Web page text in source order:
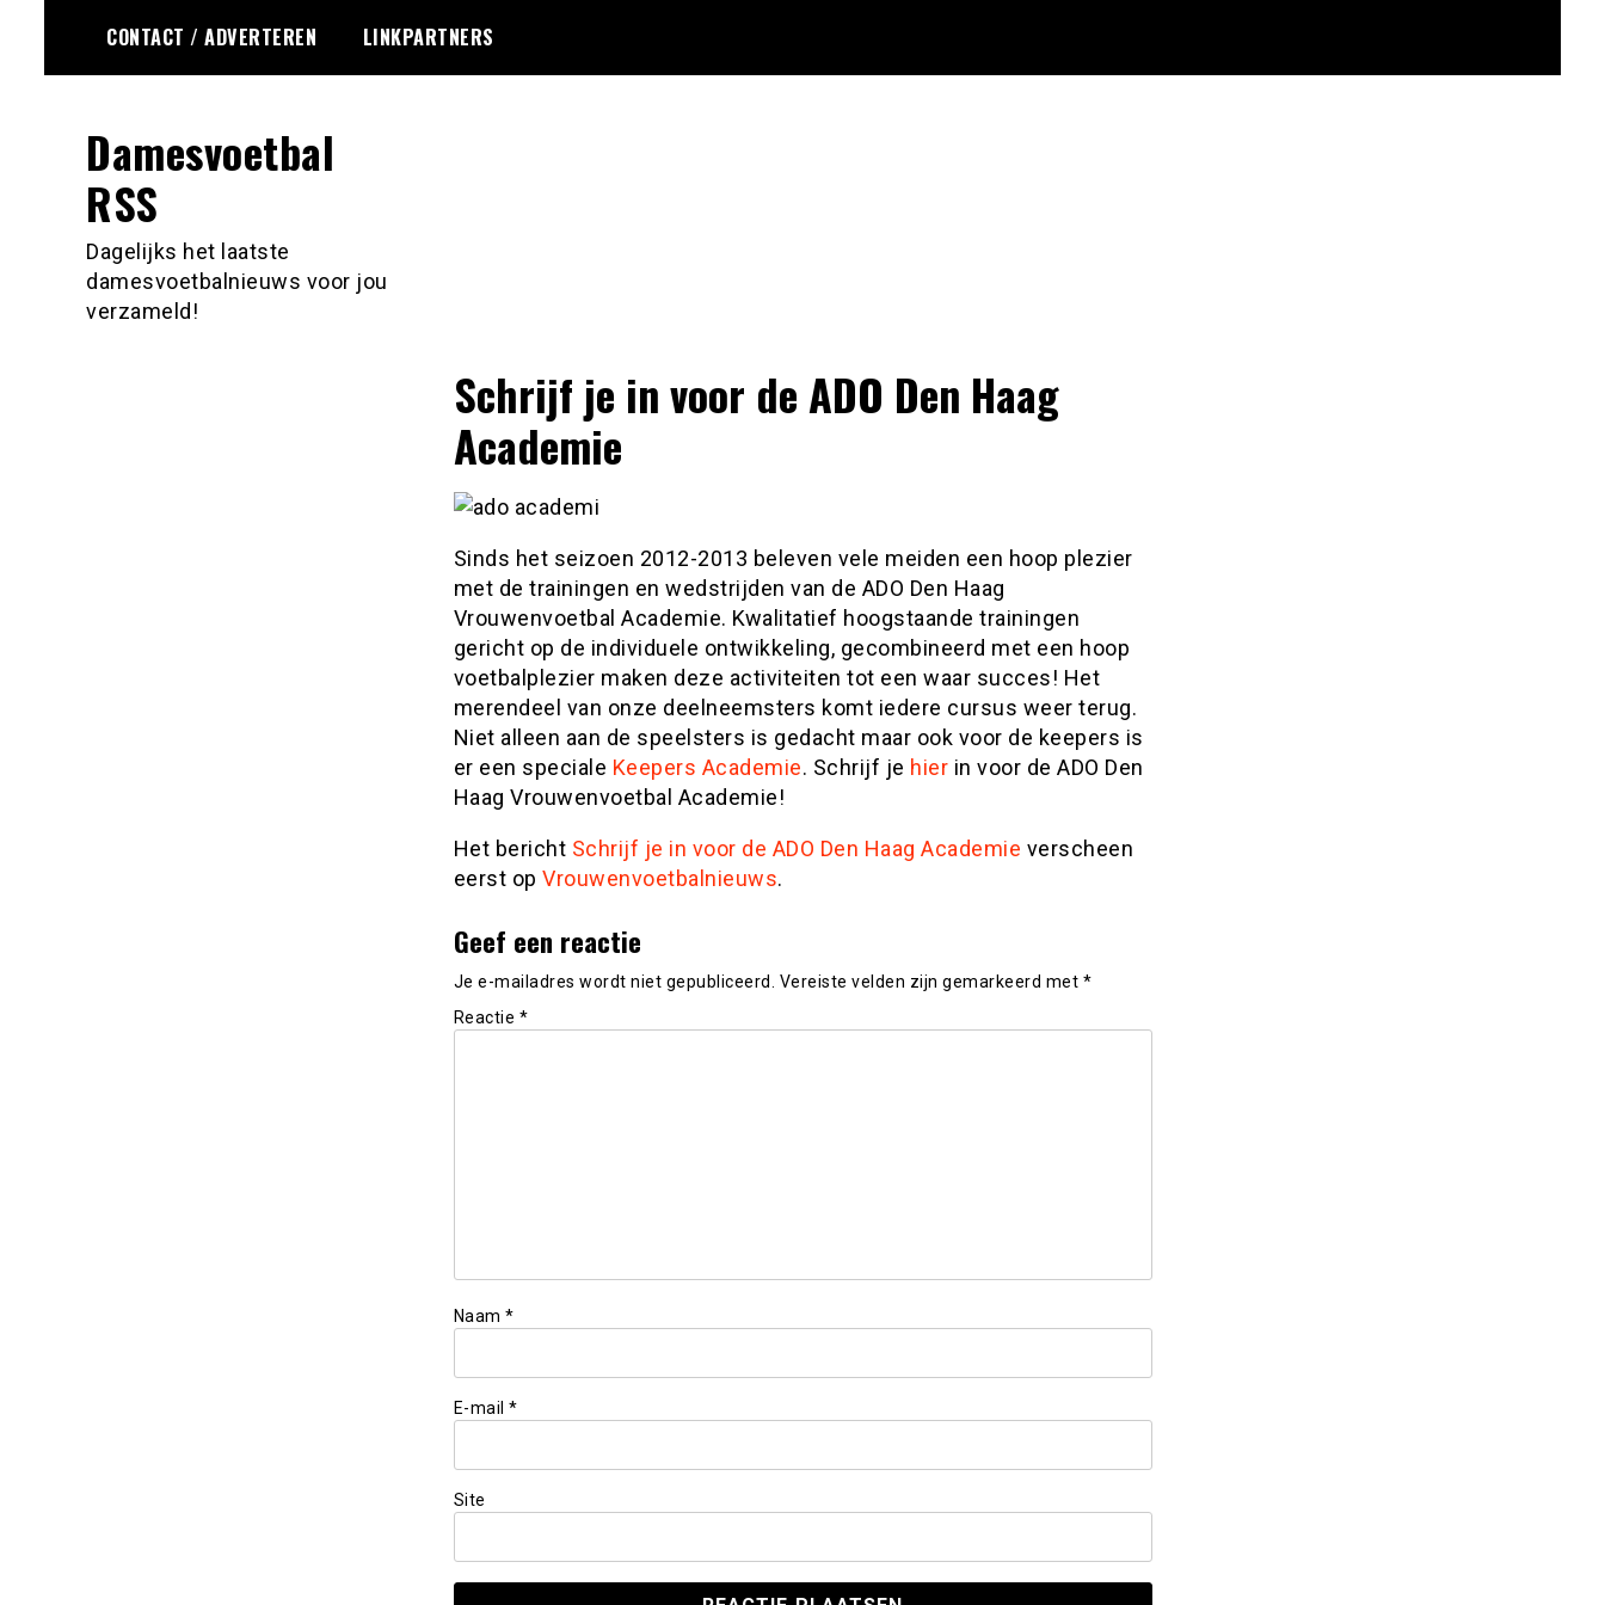
de
CONTACT / ADVERTEREN LINKPARTNERS
Damesvoetbal
RSS
Dagelijks het laatste
damesvoetbalnieuws voor jou
verzameld!
Schrijf je in voor de ADO Den Haag
Academie
Sinds het seizoen 2012-2013 beleven vele meiden een hoop plezier
met de trainingen en wedstrijden van de ADO Den Haag
Vrouwenvoetbal Academie. Kwalitatief hoogstaande trainingen
gericht op de individuele ontwikkeling, gecombineerd met een hoop
voetbalplezier maken deze activiteiten tot een waar succes! Het
merendeel van onze deelneemsters komt iedere cursus weer terug.
Niet alleen aan de speelsters is gedacht maar ook voor de keepers is
er een speciale Keepers Academie. Schrijf je hier in voor de ADO Den
Haag Vrouwenvoetbal Academie!
Het bericht Schrijf je in voor de ADO Den Haag Academie verscheen
eerst op Vrouwenvoetbalnieuws.
Geef een reactie
Je e-mailadres wordt niet gepubliceerd. Vereiste velden zijn gemarkeerd met *
Reactie *
Naam *
E-mail *
Site